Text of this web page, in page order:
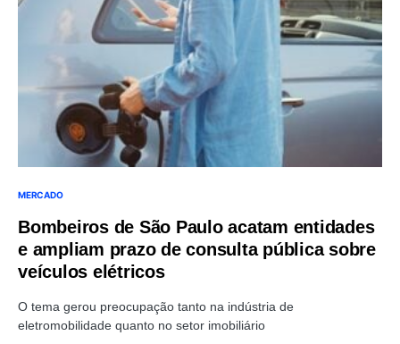
MERCADO
Bombeiros de São Paulo acatam entidades
e ampliam prazo de consulta pública sobre
veículos elétricos
O tema gerou preocupação tanto na indústria de
eletromobilidade quanto no setor imobiliário